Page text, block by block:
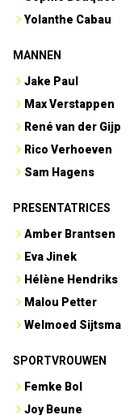
Yolanthe Cabau
MANNEN
Jake Paul
Max Verstappen
René van der Gijp
Rico Verhoeven
Sam Hagens
PRESENTATRICES
Amber Brantsen
Eva Jinek
Hélène Hendriks
Malou Petter
Welmoed Sijtsma
SPORTVROUWEN
Femke Bol
Joy Beune